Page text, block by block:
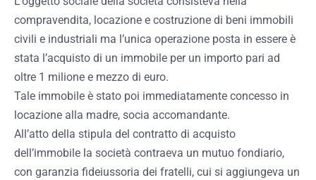
compravendita, locazione e costruzione di beni immobili
civili e industriali ma l’unica operazione posta in essere è
stata l’acquisto di un immobile per un importo pari ad
oltre 1 milione e mezzo di euro.
Tale immobile è stato poi immediatamente concesso in
locazione alla madre, socia accomandante.
All’atto della stipula del contratto di acquisto
dell’immobile la società contraeva un mutuo fondiario,
con garanzia fideiussoria dei fratelli, cui si aggiungeva un